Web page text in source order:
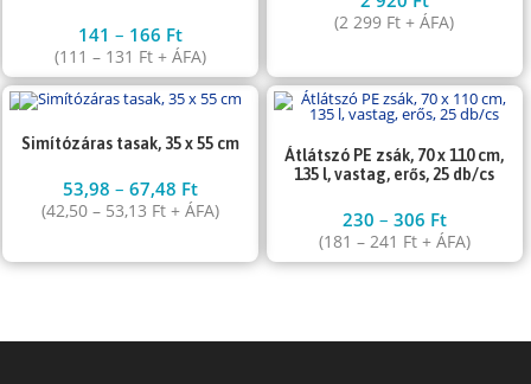
141– 166 Ft
(111– 131 Ft + ÁFA)
(2 299 Ft + ÁFA)
Simítózáras tasak, 35 x 55 cm
53,98–67,48 Ft
(42,50– 53,13 Ft + ÁFA)
Átlátszó PE zsák, 70 x 110 cm,
135 l, vastag, erős, 25 db/cs
230 – 306 Ft
(181 – 241 Ft+ ÁFA)